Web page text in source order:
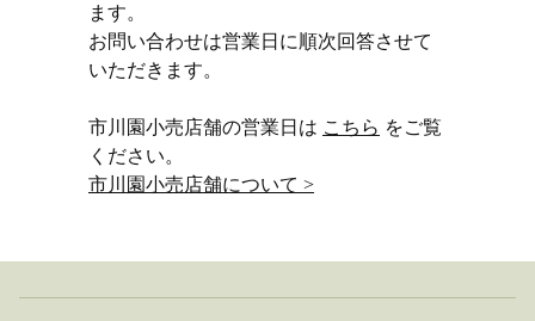
ます。
お問い合わせは営業日に順次回答させて
いただきます。
市川園小売店舗の営業日は こちら をご覧
ください。
市川園小売店舗について >